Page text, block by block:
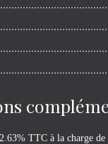
TTC à la charge